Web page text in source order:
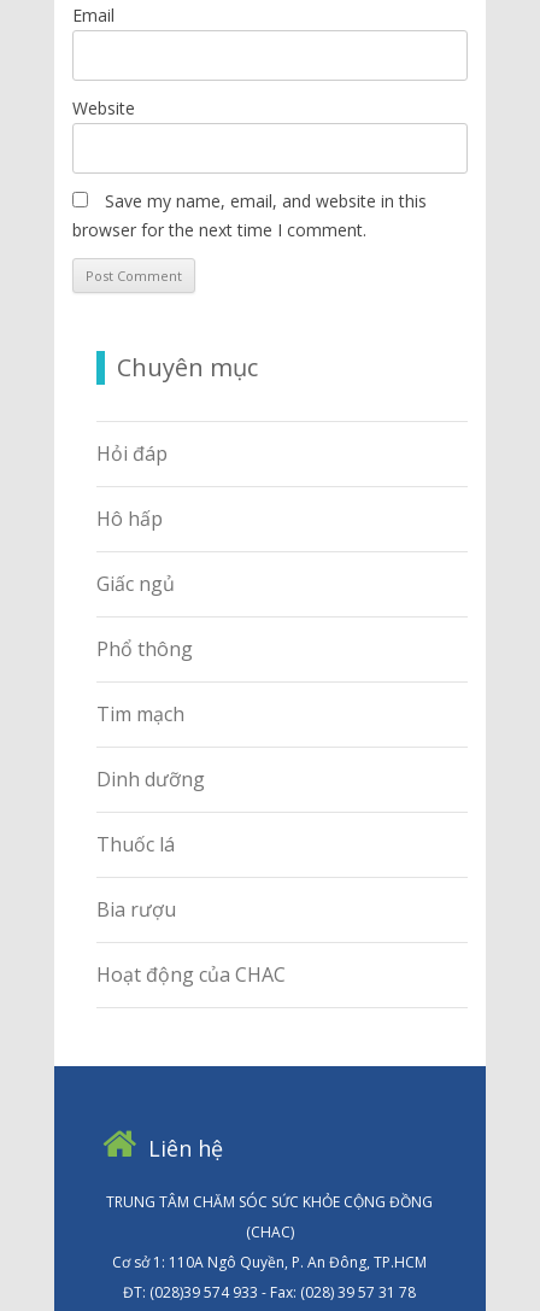
Email
Website
Save my name, email, and website in this
browser for the next time I comment.
Chuyên mục
Hỏi đáp
Hô hấp
Giấc ngủ
Phổ thông
Tim mạch
Dinh dưỡng
Thuốc lá
Bia rượu
Hoạt động của CHAC
Liên hệ
TRUNG TÂM CHĂM SÓC SỨC KHỎE CỘNG ĐỒNG
(CHAC)
Cơ sở 1: 110A Ngô Quyền, P. An Đông, TP.HCM
ĐT: (028)39 574 933 - Fax: (028) 39 57 31 78